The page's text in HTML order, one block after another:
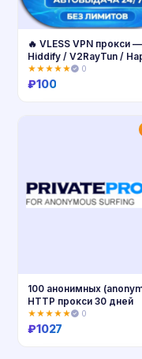
🔥 VLESS VPN прокси —
Hiddify / V2RayTun /
др. | Германия |
скорость
★★★★★ 0
₽100
100 анонимных
HTTP прокси 30 дней
★★★★★ 0
₽1027